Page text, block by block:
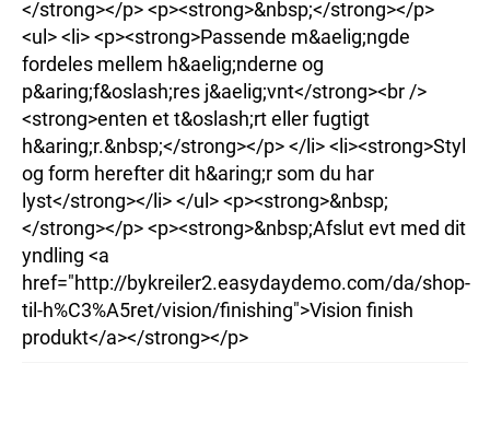
</strong></p> <p><strong>&nbsp;</strong></p>
<ul> <li> <p><strong>Passende m&aelig;ngde
fordeles mellem h&aelig;nderne og
p&aring;f&oslash;res j&aelig;vnt</strong><br />
<strong>enten et t&oslash;rt eller fugtigt
h&aring;r.&nbsp;</strong></p> </li> <li><strong>Styl
og form herefter dit h&aring;r som du har
lyst</strong></li> </ul> <p><strong>&nbsp;
</strong></p> <p><strong>&nbsp;Afslut evt med dit
yndling <a
href="http://bykreiler2.easydaydemo.com/da/shop-
til-h%C3%A5ret/vision/finishing">Vision finish
produkt</a></strong></p>